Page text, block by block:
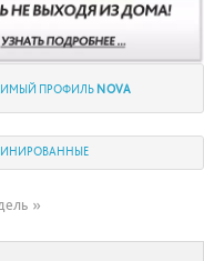
ПРОФИЛЬ NOVA
»